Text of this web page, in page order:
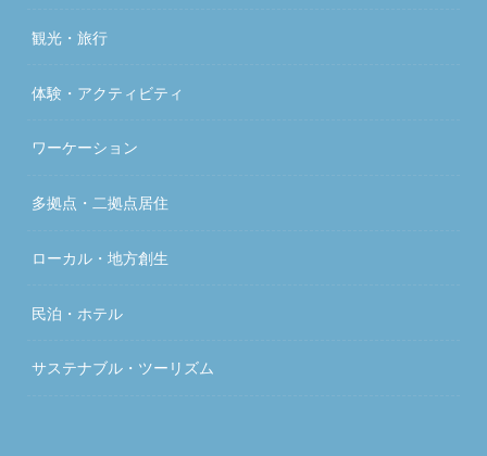
観光・旅行
体験・アクティビティ
ワーケーション
多拠点・二拠点居住
ローカル・地方創生
民泊・ホテル
サステナブル・ツーリズム